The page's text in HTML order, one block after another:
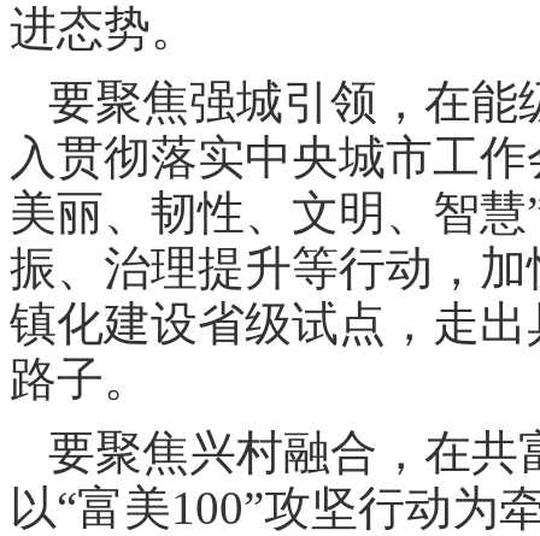
进态势。
要聚焦强城引领，在能
入贯彻落实中央城市工
美丽、韧性、文明、智
振、治理提升等行动，
镇化建设省级试点，走
路子。
要聚焦兴村融合，在共
以“富美100”攻坚行动为